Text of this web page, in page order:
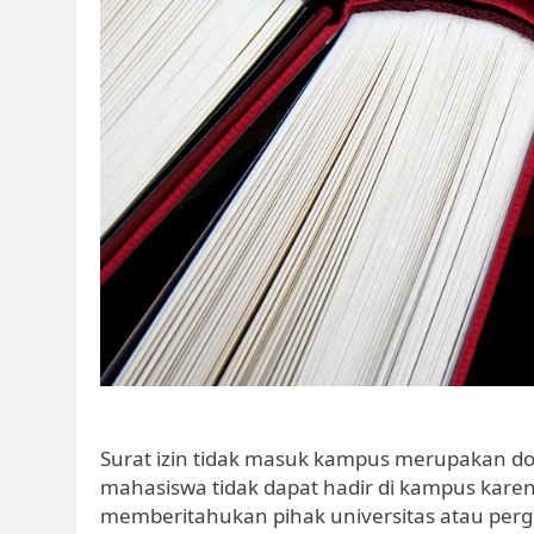
Surat izin tidak masuk kampus merupakan
mahasiswa tidak dapat hadir di kampus
memberitahukan pihak universitas atau